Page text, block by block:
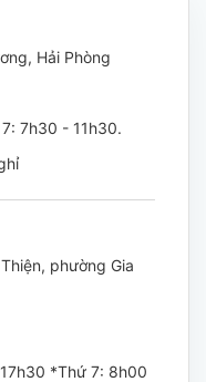
Hải Phòng
7h30 - 11h30.
phường Gia
*Thứ 7: 8h00